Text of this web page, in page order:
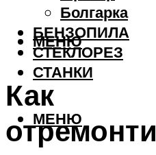
Болгарка
БЕНЗОПИЛА
СТЕКЛОРЕЗ
СТАНКИ
МЕНЮ
МЕНЮ
Как